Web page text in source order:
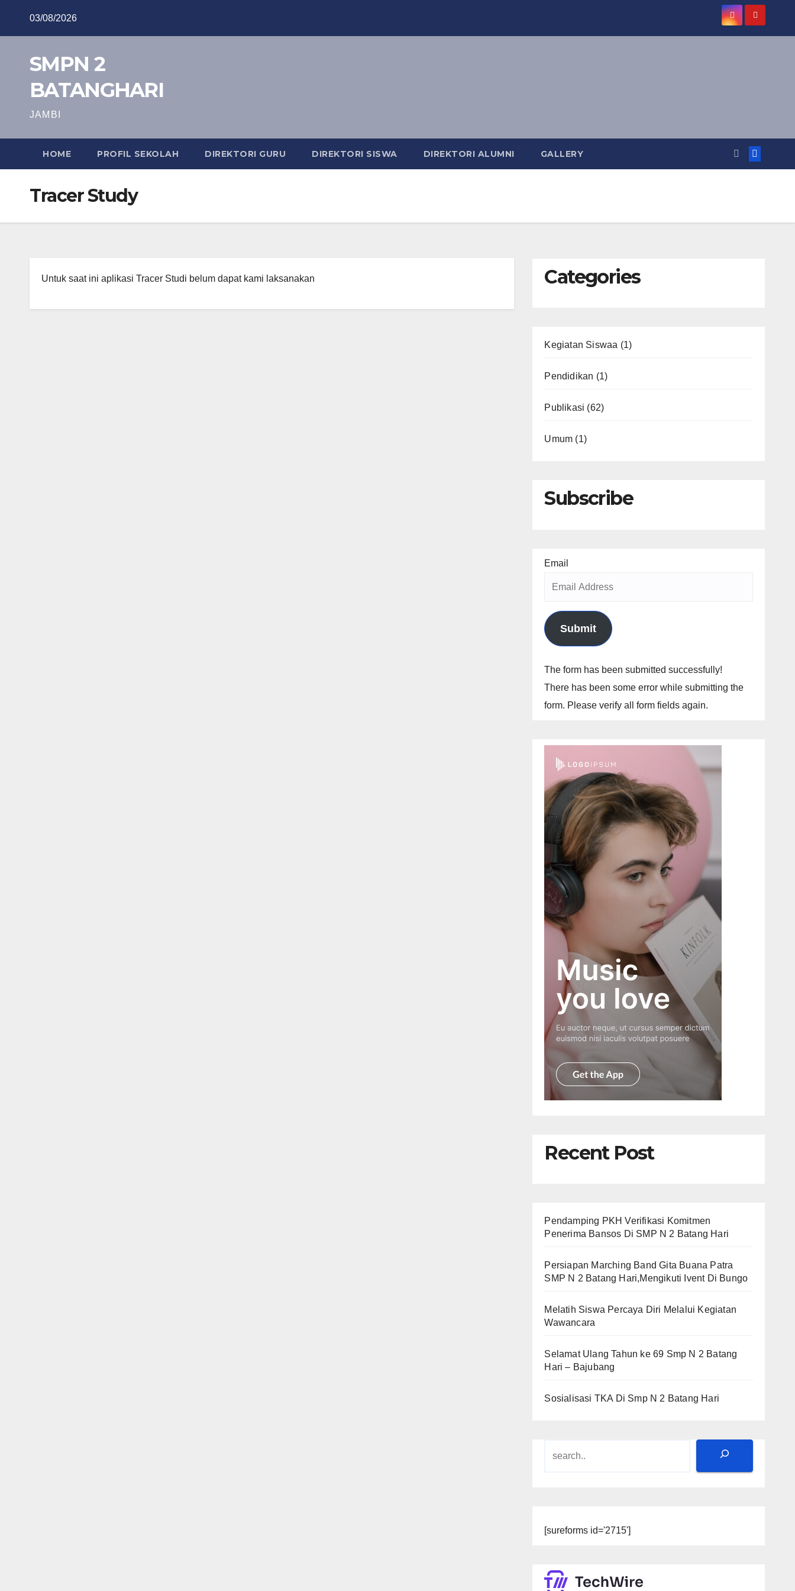
03/08/2026
SMPN 2
BATANGHARI
JAMBI
HOME PROFIL SEKOLAH DIREKTORI GURU DIREKTORI SISWA DIREKTORI ALUMNI GALLERY
Tracer Study
Untuk saat ini aplikasi Tracer Studi belum dapat kami laksanakan Categories
Kegiatan Siswaa (1)
Pendidikan (1)
Publikasi (62)
Umum (1)
Subscribe
Email
Submit
The form has been submitted successfully!
There has been some error while submitting the
form. Please verify all form fields again.
Recent Post
Pendamping PKH Verifikasi Komitmen
Penerima Bansos Di SMP N 2 Batang Hari
Persiapan Marching Band Gita Buana Patra
SMP N 2 Batang Hari,Mengikuti Ivent Di Bungo
Melatih Siswa Percaya Diri Melalui Kegiatan
Wawancara
Selamat Ulang Tahun ke 69 Smp N 2 Batang
Hari – Bajubang
Sosialisasi TKA Di Smp N 2 Batang Hari
Search
[sureforms id='2715']